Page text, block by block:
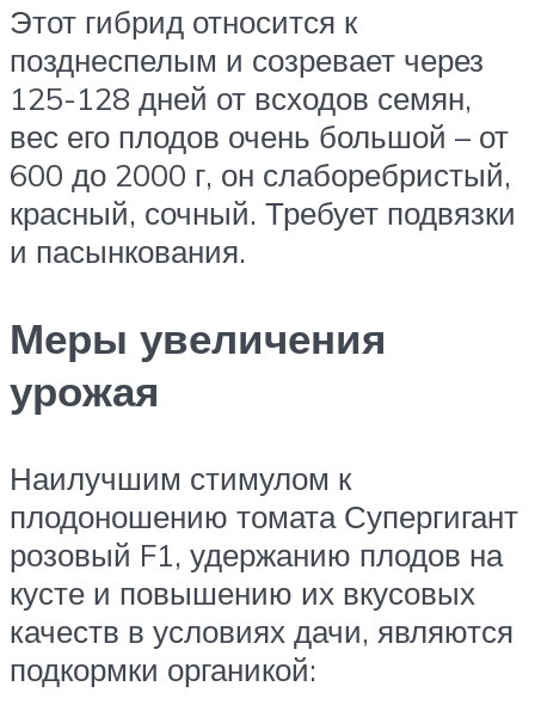
Этот гибрид относится к
позднеспелым и созревает через
125-128 дней от всходов семян,
вес его плодов очень большой – от
600 до 2000 г, он слаборебристый,
красный, сочный. Требует подвязки
и пасынкования.
Меры увеличения
урожая
Наилучшим стимулом к
плодоношению томата Супергигант
розовый F1, удержанию плодов на
кусте и повышению их вкусовых
качеств в условиях дачи, являются
подкормки органикой: